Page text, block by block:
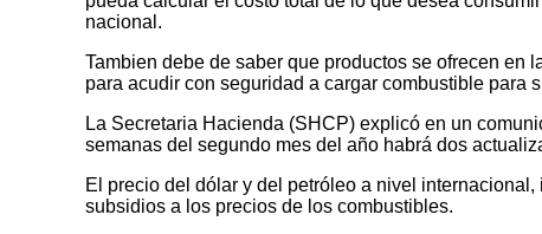
nacional.
Tambien debe de saber que productos se ofrecen en
para acudir con seguridad a cargar combustible para
La Secretaria Hacienda (SHCP) explicó en un
semanas del segundo mes del año habrá dos
El precio del dólar y del petróleo a nivel
subsidios a los precios de los combustibles.